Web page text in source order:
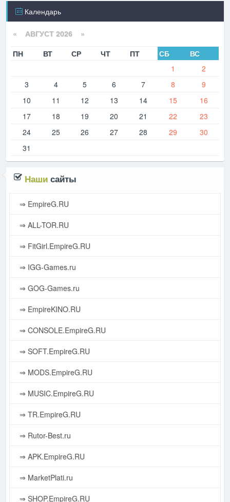
Календарь
« АВГУСТ 2026 »
ПН
ВТ СР ЧТ ПТ СБ
ВС
1
2
3
4 5 6 7 8
9
10
11 12 13 14 15
16
17
18 19 20 21 22
23
24
25 26 27 28 29
30
31
Наши сайты
⇒ EmpireG.RU
⇒ ALL-TOR.RU
⇒ FitGirl.EmpireG.RU
⇒ IGG-Games.ru
⇒ GOG-Games.ru
⇒ EmpireKINO.RU
⇒ CONSOLE.EmpireG.RU
⇒ SOFT.EmpireG.RU
⇒ MODS.EmpireG.RU
⇒ MUSIC.EmpireG.RU
⇒ TR.EmpireG.RU
⇒ Rutor-Best.ru
⇒ APK.EmpireG.RU
⇒ MarketPlati.ru
⇒ SHOP.EmpireG.RU